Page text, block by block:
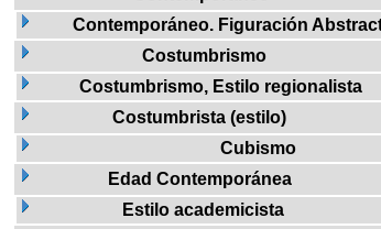
Contemporáneo. Figuración
Costumbrismo
Costumbrismo, Estilo regionalista
Costumbrista (estilo)
Cubismo
Edad Contemporánea
Estilo academicista